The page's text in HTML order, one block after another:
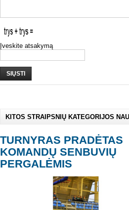
Įveskite atsakymą
SIŲSTI
KITOS STRAIPSNIŲ KATEGORIJOS
TURNYRAS PRADĖTAS
KOMANDŲ SENBUVIŲ
PERGALĖMIS